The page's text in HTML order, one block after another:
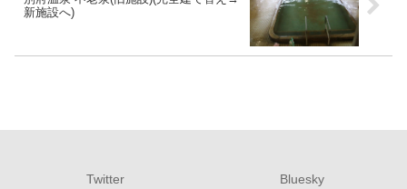
新施設へ)
Twitter Bluesky